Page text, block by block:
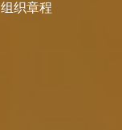
组织章程